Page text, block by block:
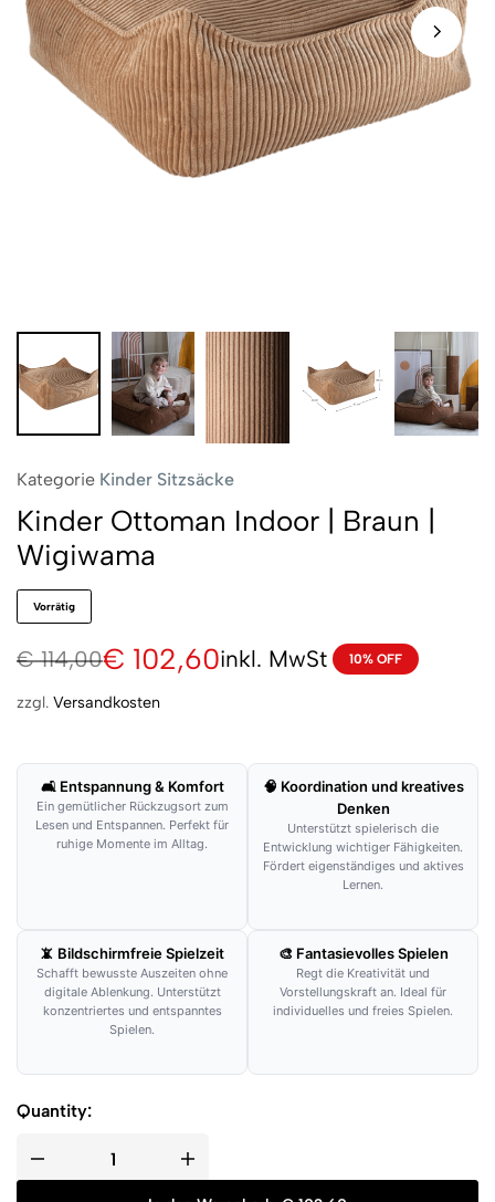
Kategorie Kinder Sitzsäcke
Kinder Ottoman Indoor | Braun |
Wigiwama
Vorrätig
€114,00€ 102,60 10% OFF
inkl. MwSt
zzgl. Versandkosten
🛋 Entspannung & Komfort
Ein gemütlicher Rückzugsort zum
Lesen und Entspannen. Perfekt für
ruhige Momente im Alltag.
🧠 Koordination und kreatives
Denken
Unterstützt spielerisch die
Entwicklung wichtiger Fähigkeiten.
Fördert eigenständiges und aktives
Lernen.
📵 Bildschirmfreie Spielzeit
Schafft bewusste Auszeiten ohne
digitale Ablenkung. Unterstützt
konzentriertes und entspanntes
Spielen.
🎨 Fantasievolles Spielen
Regt die Kreativität und
Vorstellungskraft an. Ideal für
individuelles und freies Spielen.
Quantity: